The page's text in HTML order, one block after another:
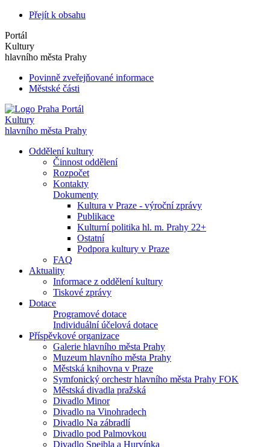
Přejít k obsahu
Portál
Kultury
hlavního města Prahy
Povinně zveřejňované informace
Městské části
Portál
Kultury
hlavního města Prahy
Oddělení kultury
Činnost oddělení
Rozpočet
Kontakty
Dokumenty
Kultura v Praze - výroční zprávy
Publikace
Kulturní politika hl. m. Prahy 22+
Ostatní
Podpora kultury v Praze
FAQ
Aktuality
Informace z oddělení kultury
Tiskové zprávy
Dotace
Programové dotace
Individuální účelová dotace
Příspěvkové organizace
Galerie hlavního města Prahy
Muzeum hlavního města Prahy
Městská knihovna v Praze
Symfonický orchestr hlavního města Prahy FOK
Městská divadla pražská
Divadlo Minor
Divadlo na Vinohradech
Divadlo Na zábradlí
Divadlo pod Palmovkou
Divadlo Spejbla a Hurvínka